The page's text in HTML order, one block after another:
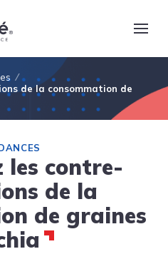
de la consommation de
les contre-
de la
de graines